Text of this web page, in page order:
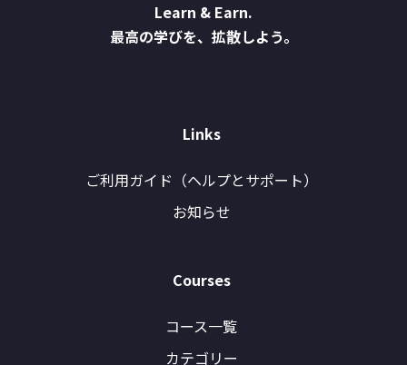
Learn & Earn.
最高の学びを、拡散しよう。
Links
ご利用ガイド（ヘルプとサポート）
お知らせ
Courses
コース一覧
カテゴリー